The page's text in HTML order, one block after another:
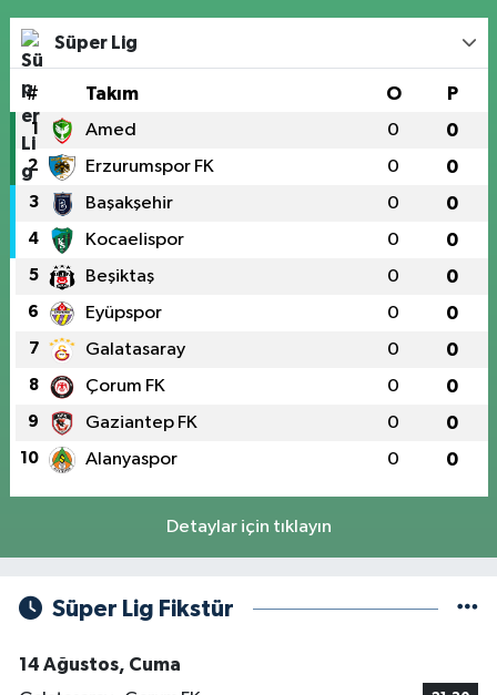
Süper Lig
# Takım O P
1 Amed 0 0
2 Erzurumspor FK 0 0
3 Başakşehir 0 0
4 Kocaelispor 0 0
5 Beşiktaş 0 0
6 Eyüpspor 0 0
7 Galatasaray 0 0
8 Çorum FK 0 0
9 Gaziantep FK 0 0
10 Alanyaspor 0 0
Detaylar için tıklayın
Süper Lig Fikstür
14 Ağustos, Cuma